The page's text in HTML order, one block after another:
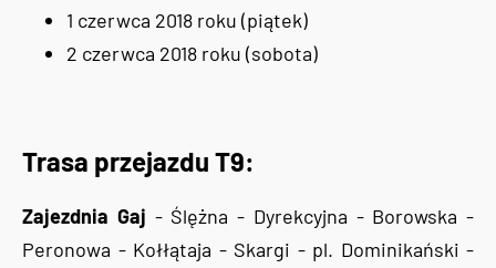
1 czerwca 2018 roku (piątek)
2 czerwca 2018 roku (sobota)
Trasa przejazdu T9:
Zajezdnia Gaj - Ślężna - Dyrekcyjna - Borowska -
Peronowa - Kołłątaja - Skargi - pl. Dominikański -